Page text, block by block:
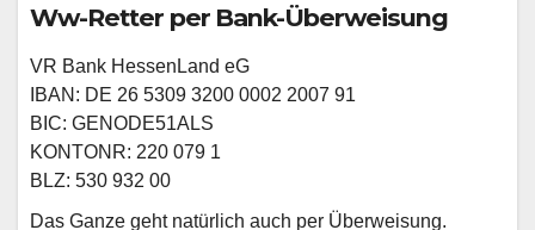
Ww-Retter per Bank-Überweisung
VR Bank HessenLand eG
IBAN: DE 26 5309 3200 0002 2007 91
BIC: GENODE51ALS
KONTONR: 220 079 1
BLZ: 530 932 00
Das Ganze geht natürlich auch per Überweisung.